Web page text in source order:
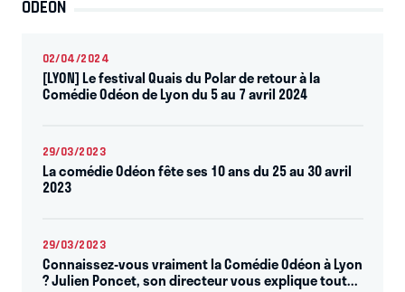
ODÉON
02/04/2024
[LYON] Le festival Quais du Polar de retour à la
Comédie Odéon de Lyon du 5 au 7 avril 2024
29/03/2023
La comédie Odéon fête ses 10 ans du 25 au 30 avril
2023
29/03/2023
Connaissez-vous vraiment la Comédie Odéon à Lyon
? Julien Poncet, son directeur vous explique tout...